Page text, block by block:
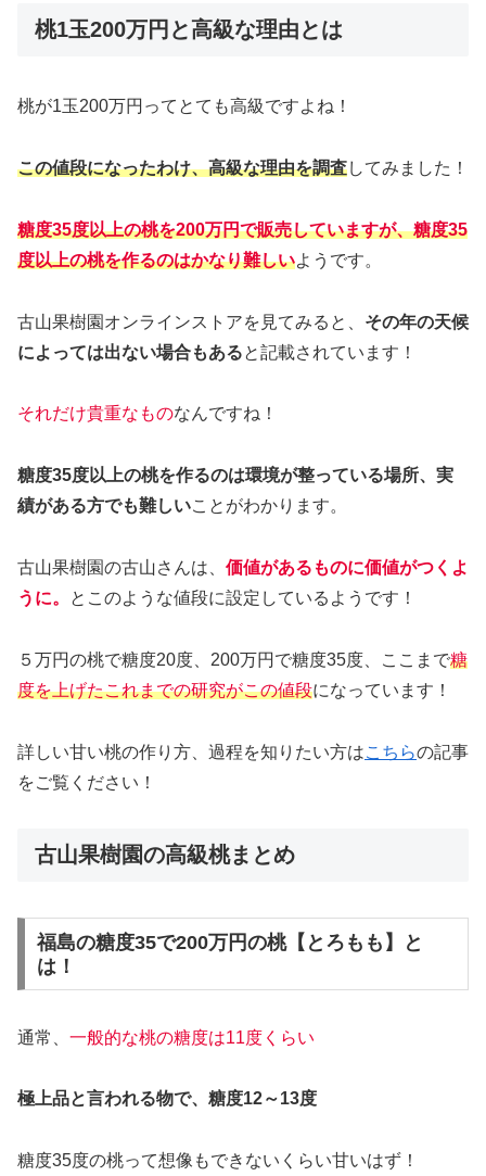
桃1玉200万円と高級な理由とは
桃が1玉200万円ってとても高級ですよね！
この値段になったわけ、高級な理由を調査してみました！
糖度35度以上の桃を200万円で販売していますが、糖度35
度以上の桃を作るのはかなり難しいようです。
古山果樹園オンラインストアを見てみると、 その年の天候
によっては出ない場合もあると記載されています！
それだけ貴重なものなんですね！
糖度35度以上の桃を作るのは環境が整っている場所、実
績がある方でも難しいことがわかります。
古山果樹園の古山さんは、 価値があるものに価値がつくよ
うに。
とこのような値段に設定しているようです！
５万円の桃で糖度20度、200万円で糖度35度、ここまで糖
度を上げたこれまでの研究がこの値段になっています！
詳しい甘い桃の作り方、過程を知りたい方はこちらの記事
をご覧ください！
古山果樹園の高級桃まとめ
福島の糖度35で200万円の桃【とろもも】と
は！
通常、 一般的な桃の糖度は11度くらい
極上品と言われる物で、糖度12～13度
糖度35度の桃って想像もできないくらい甘いはず！